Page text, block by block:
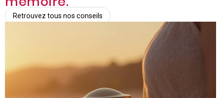
Retrouvez tous nos conseils